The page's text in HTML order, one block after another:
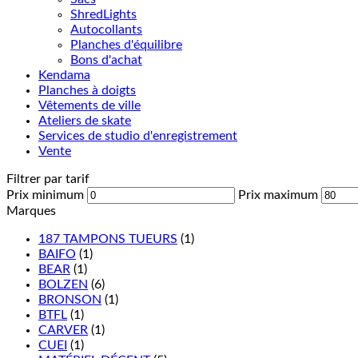
ShredLights
Autocollants
Planches d'équilibre
Bons d'achat
Kendama
Planches à doigts
Vêtements de ville
Ateliers de skate
Services de studio d'enregistrement
Vente
Filtrer par tarif
Prix minimum
Prix maximum
Marques
187 TAMPONS TUEURS (1)
BAIFO (1)
BEAR (1)
BOLZEN (6)
BRONSON (1)
BTFL (1)
CARVER (1)
CUEI (1)